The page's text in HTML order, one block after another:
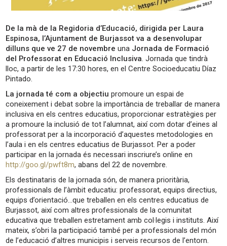
De la mà de la Regidoria d’Educació, dirigida per Laura
Espinosa, l’Ajuntament de Burjassot va a desenvolupar
dilluns que ve 27 de novembre una Jornada de Formació
del Professorat en Educació Inclusiva. Jornada que tindrà
lloc, a partir de les 17:30 hores, en el Centre Socioeducatiu Díaz
Pintado.
La jornada té com a objectiu promoure un espai de
coneixement i debat sobre la importància de treballar de manera
inclusiva en els centres educatius, proporcionar estratègies per
a promoure la inclusió de tot l’alumnat, així com dotar d’eines al
professorat per a la incorporació d’aquestes metodologies en
l’aula i en els centres educatius de Burjassot. Per a poder
participar en la jornada és necessari inscriure’s online en
http://goo.gl/pwft8m, abans del 22 de novembre.
Els destinataris de la jornada són, de manera prioritària,
professionals de l’àmbit educatiu: professorat, equips directius,
equips d’orientació…que treballen en els centres educatius de
Burjassot, així com altres professionals de la comunitat
educativa que treballen estretament amb col·legis i instituts. Així
mateix, s’obri la participació també per a professionals del món
de l’educació d’altres municipis i serveis recursos de l’entorn.